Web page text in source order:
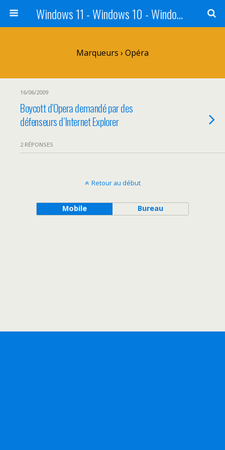
Windows 11 - Windows 10 - Windows 8 - Windows 7 - VISTA
Marqueurs › Opéra
16/06/2009
Boycott d’Opera demandé par des
défenseurs d’Internet Explorer
2 RÉPONSES
Retour au début
Mobile Bureau